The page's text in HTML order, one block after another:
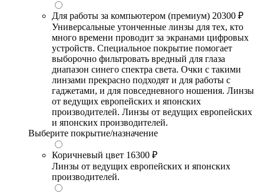
Для работы за компьютером (премиум) 20300 ₽
Универсальные утонченные линзы для тех, кто
много времени проводит за экранами цифровых
устройств. Специальное покрытие помогает
выборочно фильтровать вредный для глаза
диапазон синего спектра света. Очки с такими
линзами прекрасно подходят и для работы с
гаджетами, и для повседневного ношения. Линзы
от ведущих европейских и японских
производителей. Линзы от ведущих европейских
и японских производителей.
Выберите покрытие/назначение
Коричневый цвет 16300 ₽
Линзы от ведущих европейских и японских
производителей.